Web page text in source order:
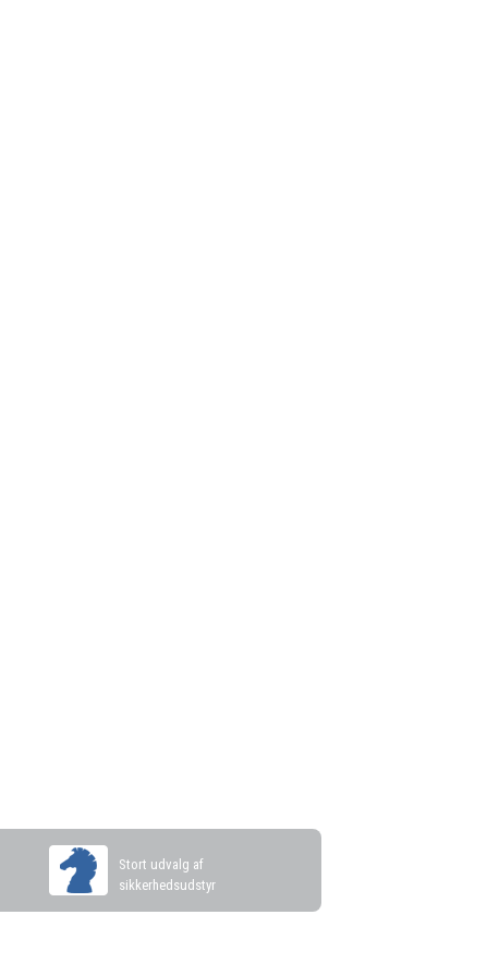
Stort udvalg af
sikkerhedsudstyr